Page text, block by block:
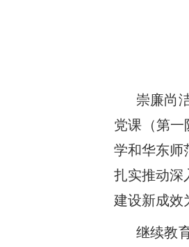
崇廉尚
党课（第一
学和华东师
扎实推动深
建设新成效
继续教